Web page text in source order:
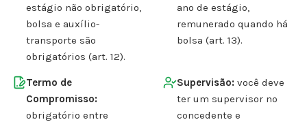
estágio não obrigatório,
bolsa e auxílio-
transporte são
obrigatórios (art. 12).
ano de estágio,
remunerado quando há
bolsa (art. 13).
Termo de
Compromisso:
obrigatório entre
Supervisão: você deve
ter um supervisor no
concedente e